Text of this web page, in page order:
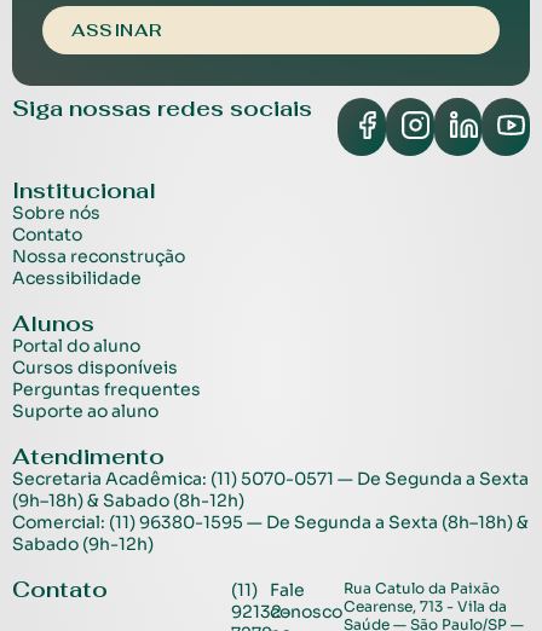
Institucional
Sobre nós
Contato
Nossa reconstrução
Acessibilidade
Alunos
Portal do aluno
Cursos disponíveis
Perguntas frequentes
Suporte ao aluno
ASSINAR
Atendimento
Secretaria Acadêmica: (11) 5070-0571 — De Segunda a Sexta
(9h–18h) & Sabado (8h-12h)
Comercial: (11) 96380-1595 — De Segunda a Sexta (8h–18h) &
Sabado (9h-12h)
Contato
(11)
92132-
Fale
conosco
Rua Catulo da Paixão
Cearense, 713 - Vila da
Saúde — São Paulo/SP —
Siga nossas redes sociais